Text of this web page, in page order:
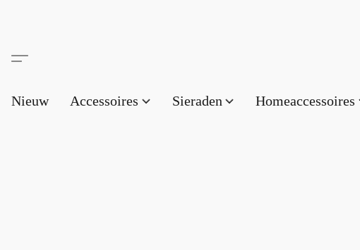
Nieuw Accessoires Sieraden Homeaccessoires